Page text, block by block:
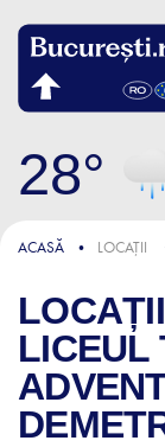
28
ACASĂ LOCAȚII
LICEUL